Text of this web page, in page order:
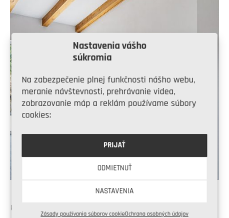
Nastavenia vášho
súkromia
Na zabezpečenie plnej funkčnosti nášho webu,
meranie návštevnosti, prehrávanie videa,
zobrazovanie máp a reklám používame súbory
cookies:
PRIJAŤ
ODMIETNUŤ
NASTAVENIA
Zásady používania súborov cookieOchrana osobných údajov
K vzdušnosti a hlavne presvetlenie prispieva aj